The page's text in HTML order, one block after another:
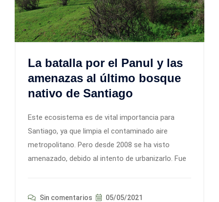
La batalla por el Panul y las
amenazas al último bosque
nativo de Santiago
Este ecosistema es de vital importancia para
Santiago, ya que limpia el contaminado aire
metropolitano. Pero desde 2008 se ha visto
amenazado, debido al intento de urbanizarlo. Fue
Sin comentarios 05/05/2021